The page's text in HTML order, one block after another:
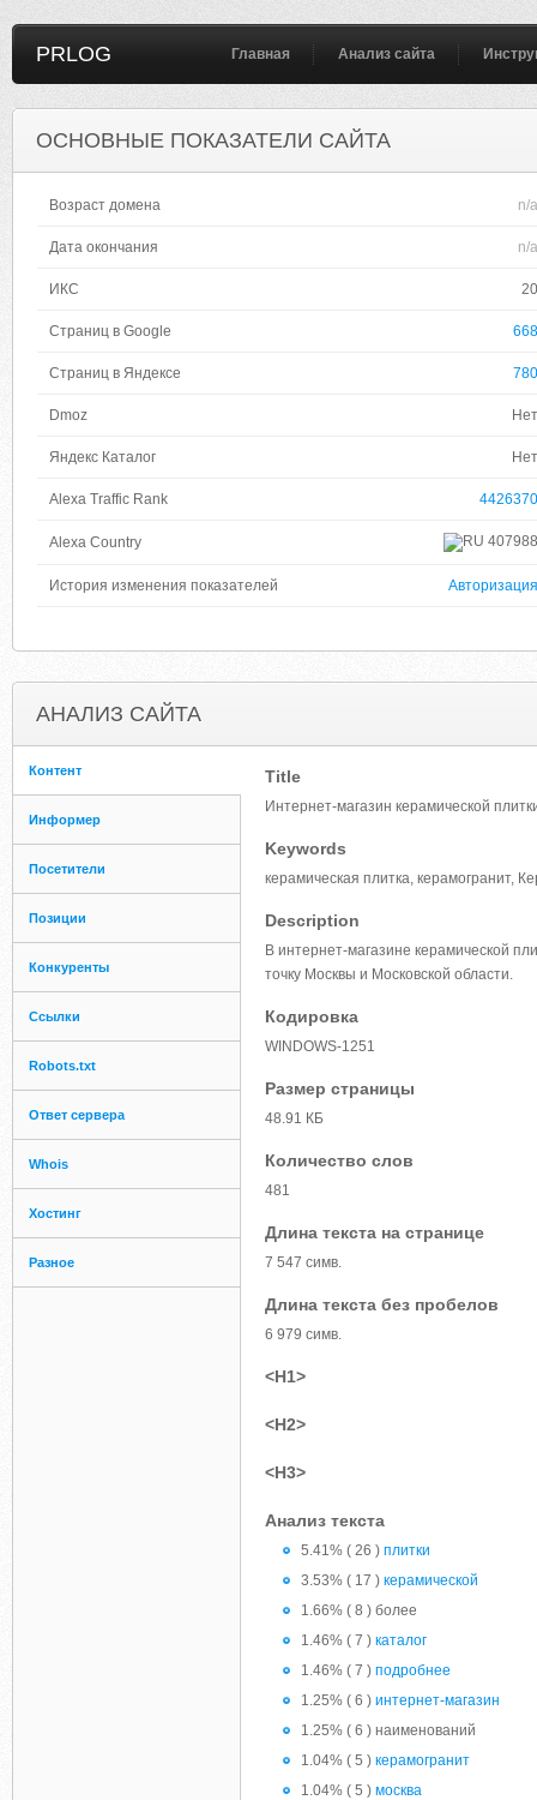
PRLOG Главная Анализ сайта
ОСНОВНЫЕ ПОКАЗАТЕЛИ САЙТА
Возраст домена n/a
Дата окончания n/a
ИКС 20
Страниц в Google 668
Страниц в Яндексе 780
Dmoz Нет
Яндекс Каталог Нет
Alexa Traffic Rank 4426370
Alexa Country 407988
История изменения показателей Авторизация
АНАЛИЗ САЙТА
Контент
Информер
Посетители
Позиции
Конкуренты
Ссылки
Robots.txt
Ответ сервера
Whois
Хостинг
Разное
Title
Интернет-магазин керамической
Keywords
керамическая плитка, керамогранит,
Description
В интернет-магазине керамической
точку Москвы и Московской области.
Кодировка
WINDOWS-1251
Размер страницы
48.91 КБ
Количество слов
481
Длина текста на странице
7 547 симв.
Длина текста без пробелов
6 979 симв.
<H1>
<H2>
<H3>
Анализ текста
5.41% ( 26 ) плитки
3.53% ( 17 ) керамической
1.66% ( 8 ) более
1.46% ( 7 ) каталог
1.46% ( 7 ) подробнее
1.25% ( 6 ) интернет-магазин
1.25% ( 6 ) наименований
1.04% ( 5 ) керамогранит
1.04% ( 5 ) москва